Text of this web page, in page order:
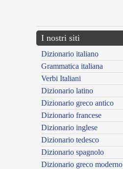
I nostri siti
Dizionario italiano
Grammatica italiana
Verbi Italiani
Dizionario latino
Dizionario greco antico
Dizionario francese
Dizionario inglese
Dizionario tedesco
Dizionario spagnolo
Dizionario greco moderno